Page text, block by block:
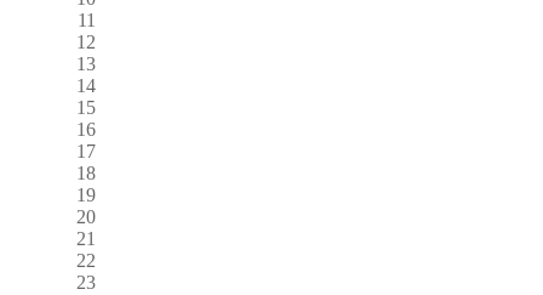
11
12
13
14
15
16
17
18
19
20
21
22
23